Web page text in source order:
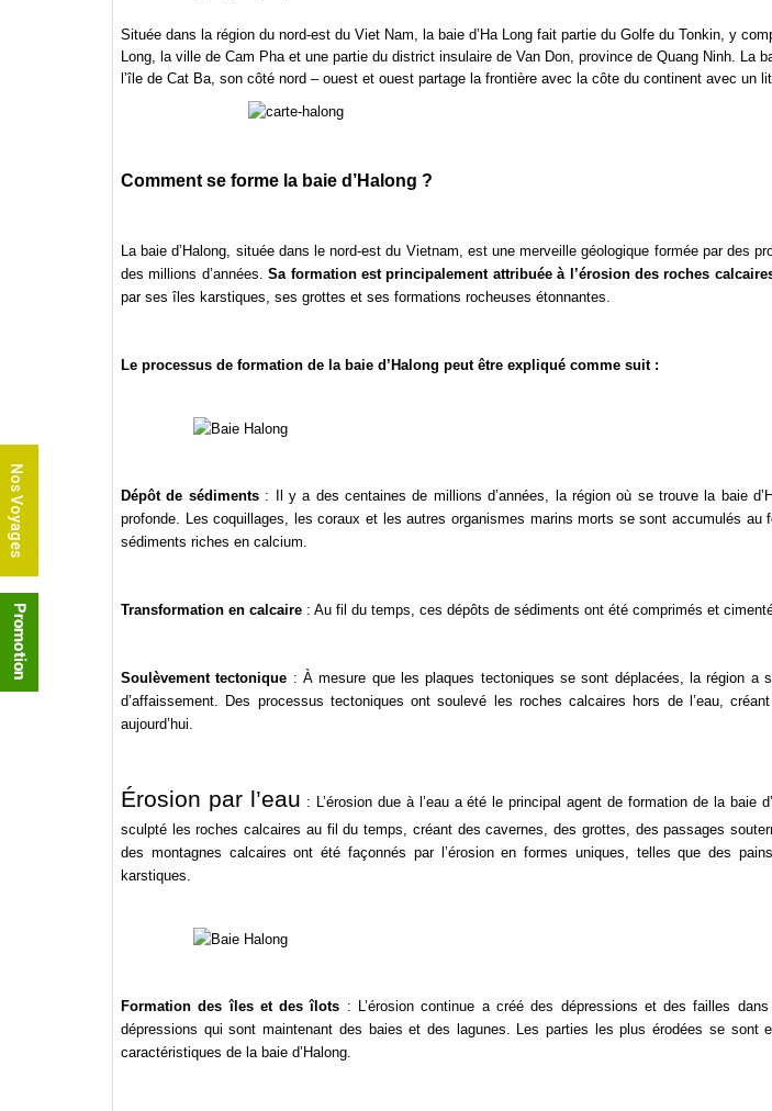
Située dans la région du nord-est du Viet Nam, la baie d’Ha Long fait partie du Golfe du Tonkin, y
Long, la ville de Cam Pha et une partie du district insulaire de Van Don, province de Quang Ninh. La
l’île de Cat Ba, son côté nord – ouest et ouest partage la frontière avec la côte du continent avec un
Comment se forme la baie d’Halong ?
La baie d’Halong, située dans le nord-est du Vietnam, est une merveille géologique formée par des
des millions d’années.Sa formation est principalement attribuée à l’érosion des roches
par ses îles karstiques, ses grottes et ses formations rocheuses étonnantes.
Le processus de formation de la baie d’Halong peut être expliqué comme suit :
Dépôt de sédiments: Il y a des centaines de millions d’années, la région où se trouve la baie
profonde. Les coquillages, les coraux et les autres organismes marins morts se sont accumulés au
sédiments riches en calcium.
Transformation en calcaire : Au fil du temps, ces dépôts de sédiments ont été comprimés et
Soulèvement tectonique : À mesure que les plaques tectoniques se sont déplacées, la région a
d’affaissement. Des processus tectoniques ont soulevé les roches calcaires hors de l’eau,
aujourd’hui.
Érosion par l’eau : L’érosion due à l’eau a été le principal agent de formation de la baie
sculpté les roches calcaires au fil du temps, créant des cavernes, des grottes, des passages
des montagnes calcaires ont été façonnés par l’érosion en formes uniques, telles que des
karstiques.
Formation des îles et des îlots : L’érosion continue a créé des dépressions et des failles
dépressions qui sont maintenant des baies et des lagunes. Les parties les plus érodées se sont
caractéristiques de la baie d’Halong.
Nos Voyages